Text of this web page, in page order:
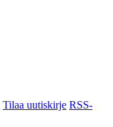
Tilaa uutiskirje RSS-